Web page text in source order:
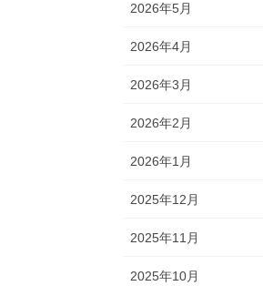
2026年5月
2026年4月
2026年3月
2026年2月
2026年1月
2025年12月
2025年11月
2025年10月